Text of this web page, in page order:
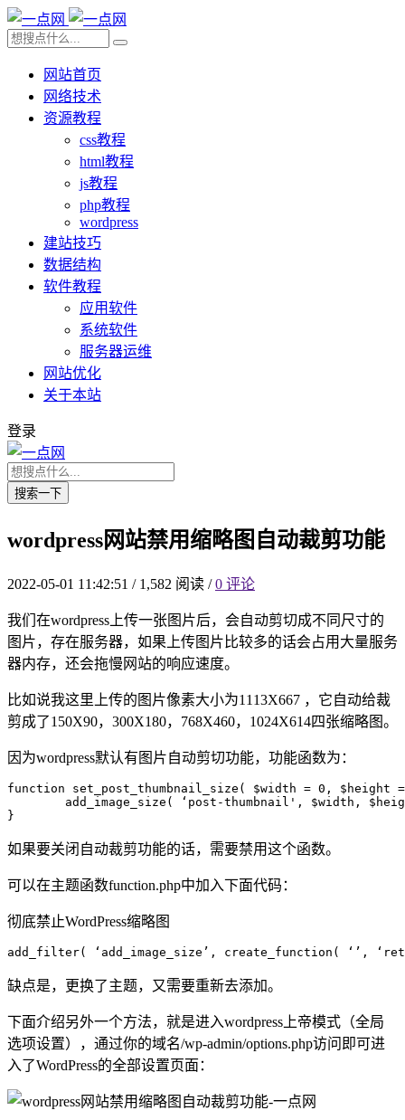
网站首页
网络技术
资源教程
css教程
html教程
js教程
php教程
wordpress
建站技巧
数据结构
软件教程
应用软件
系统软件
服务器运维
网站优化
关于本站
登录
搜索一下
wordpress网站禁用缩略图自动裁剪功能
2022-05-01 11:42:51 /1,582 阅读 / 0 评论
我们在wordpress上传一张图片后，会自动剪切成不同尺寸的
图片，存在服务器，如果上传图片比较多的话会占用大量服务
器内存，还会拖慢网站的响应速度。
比如说我这里上传的图片像素大小为1113X667 ，它自动给裁
剪成了150X90，300X180，768X460，1024X614四张缩略图。
因为wordpress默认有图片自动剪切功能，功能函数为：
function set_post_thumbnail_size( $width = 0,
如果要关闭自动裁剪功能的话，需要禁用这个函数。
可以在主题函数function.php中加入下面代码：
彻底禁止WordPress缩略图
缺点是，更换了主题，又需要重新去添加。
下面介绍另外一个方法，就是进入wordpress上帝模式（全局
选项设置），通过你的域名/wp-admin/options.php访问即可进
入了WordPress的全部设置页面：